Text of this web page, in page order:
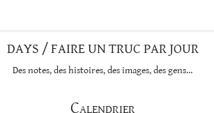
DAYS / FAIRE UN TRUC PAR JOUR
Des notes, des histoires, des images, des gens…
Calendrier